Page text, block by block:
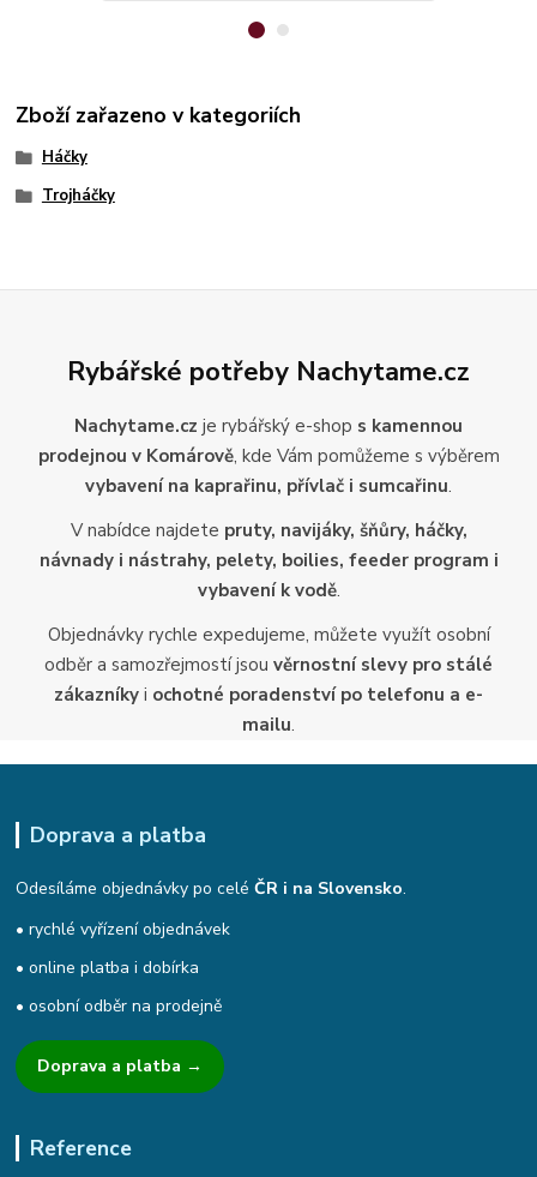
Zboží zařazeno v kategoriích
Háčky
Trojháčky
Rybářské potřeby Nachytame.cz
Nachytame.cz je rybářský e-shop s kamennou
prodejnou v Komárově, kde Vám pomůžeme s výběrem
vybavení na kaprařinu, přívlač i sumcařinu.
V nabídce najdete pruty, navijáky, šňůry, háčky,
návnady i nástrahy, pelety, boilies, feeder program i
vybavení k vodě.
Objednávky rychle expedujeme, můžete využít osobní
odběr a samozřejmostí jsou věrnostní slevy pro stálé
zákazníky i ochotné poradenství po telefonu a e-
mailu.
Doprava a platba
Odesíláme objednávky po celéČR i na Slovensko.
• rychlé vyřízení objednávek
• online platba i dobírka
• osobní odběr na prodejně
Doprava a platba →
Reference